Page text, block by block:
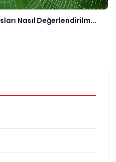
Nasıl Değerlendirilm...